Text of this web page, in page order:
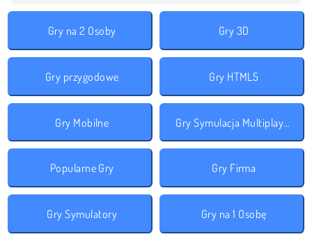
Gry na 2 Osoby Gry 3D
Gry przygodowe Gry HTML5
Gry Mobilne Gry Symulacja Multiplayer
Popularne Gry Gry Firma
Gry Symulatory Gry na 1 Osobę